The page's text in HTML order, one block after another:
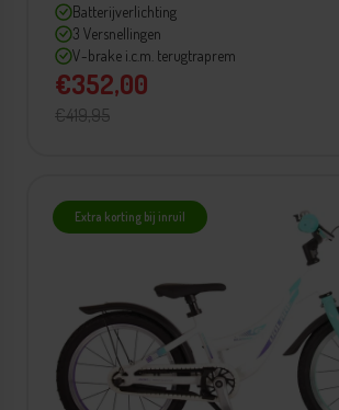
Batterijverlichting
3 Versnellingen
V-brake i.c.m. terugtraprem
€352,00
€419,95
Extra korting bij inruil